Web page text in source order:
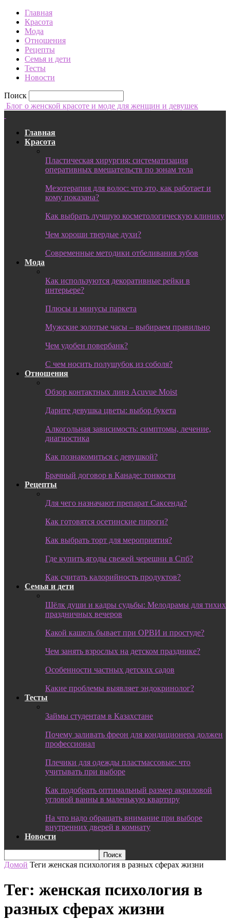
Главная
Красота
Мода
Отношения
Рецепты
Семья и дети
Тесты
Новости
Поиск
Блог о женской красоте и моде для женщин и девушек
Главная
Красота
Пластическая хирургия: систематизация
оперативных вмешательств по зонам тела
Мезотерапия для волос: что это, как работает и
кому показана?
Как выбрать лучшую косметологическую клинику
Чем хороши твердые духи?
Современные методики отбеливания зубов
Мода
Как используются декоративные рейки в
интерьере?
Плюсы и минусы паркета
Мужские золотые часы – выбираем правильно
Чем удобен повербанк?
С чем носить полушубок из соболя?
Отношения
Обзор контактных линз Acuvue Moist
Дарите девушка цветы: выбор букета
Алкогольная зависимость: симптомы, лечение,
диагностика
Как познакомиться с девушкой?
Брачный договор в Канаде: тонкости
Рецепты
Для чего назначают препарат Саксенда?
Как готовятся осетинские пироги?
Как выбрать торт для мероприятия?
Где купить ягоды свежей черешни в Спб?
Как считать калорийность продуктов?
Семья и дети
Шёлк души и кадры судьбы: Мелодрамы для тихих
праздничных вечеров
Какой кашель бывает при ОРВИ и простуде?
Чем занять взрослых на детском празднике?
Особенности частных детских садов
Какие проблемы выявляет эндокринолог?
Тесты
Займы студентам в Казахстане
Почему заливать фреон для кондиционера должен
профессионал
Плечики для одежды пластмассовые: что
учитывать при выборе
Как подобрать оптимальный размер акриловой
угловой ванны в маленькую квартиру
На что надо обращать внимание при выборе
внутренних дверей в комнату
Новости
Домой Теги женская психология в разных сферах жизни
Тег: женская психология в
разных сферах жизни